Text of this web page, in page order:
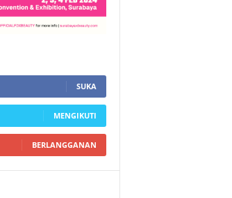
SUKA
MENGIKUTI
BERLANGGANAN